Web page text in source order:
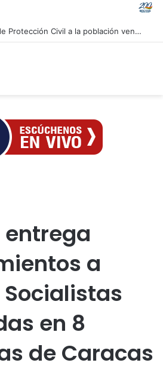
Gobierno venezolano avanza en los trabajos de recuperación y construcción del terminal temporal en Maiquetía
a
en 8
de Caracas